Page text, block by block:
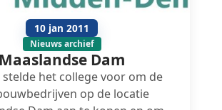
10 jan 2011
Nieuws archief
Maaslandse Dam
stelde het college voor om de
op de locatie